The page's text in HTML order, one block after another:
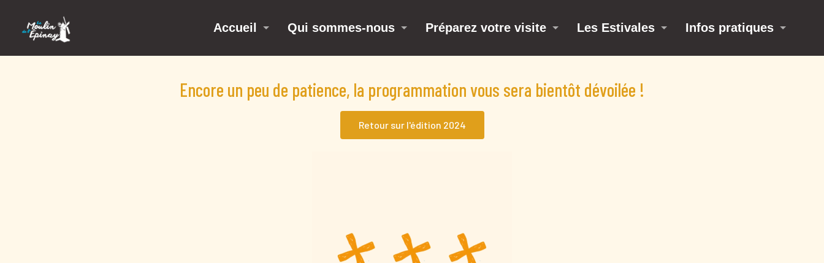
Accueil Qui sommes-nous Préparez votre visite Les Estivales Infos pratiques
Encore un peu de patience, la programmation vous sera bientôt dévoilée !
Retour sur l'édition 2024